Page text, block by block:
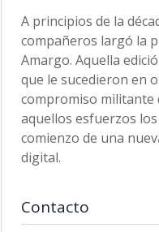
A principios de la
compañeros largó la
Amargo. Aquella
que le sucedieron en
compromiso militante
aquellos esfuerzos
comienzo de una
digital.
Contacto